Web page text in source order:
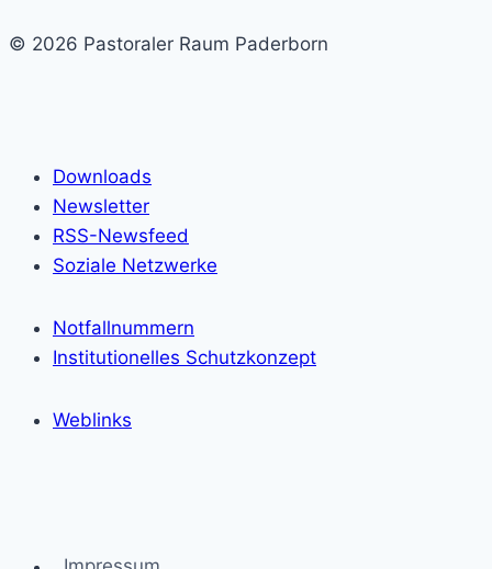
© 2026 Pastoraler Raum Paderborn
Downloads
Newsletter
RSS-Newsfeed
Soziale Netzwerke
Notfallnummern
Institutionelles Schutzkonzept
Weblinks